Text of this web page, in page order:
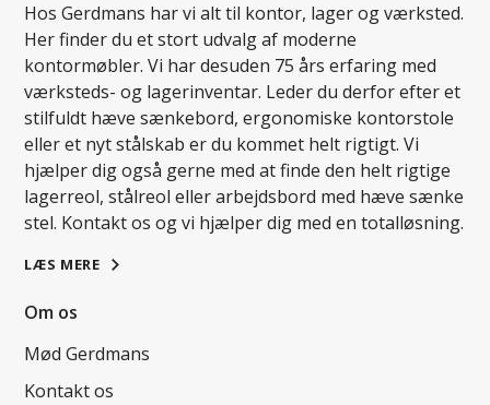
Hos Gerdmans har vi alt til kontor, lager og værksted.
Her finder du et stort udvalg af moderne
kontormøbler. Vi har desuden 75 års erfaring med
værksteds- og lagerinventar. Leder du derfor efter et
stilfuldt hæve sænkebord, ergonomiske kontorstole
eller et nyt stålskab er du kommet helt rigtigt. Vi
hjælper dig også gerne med at finde den helt rigtige
lagerreol, stålreol eller arbejdsbord med hæve sænke
stel. Kontakt os og vi hjælper dig med en totalløsning.
LÆS MERE
Om os
Mød Gerdmans
Kontakt os